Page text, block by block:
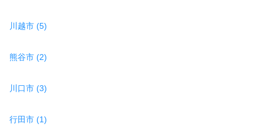
川越市 (5)
熊谷市 (2)
川口市 (3)
行田市 (1)